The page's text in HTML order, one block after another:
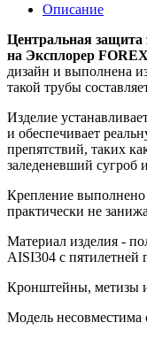
Описание
Центральная защита
на Эксплорер
дизайн и выполнена
такой трубы
Изделие
и обеспечивает
препятствий, таких
заледеневший сугроб
Крепление выполнено
практически не
Материал изделия -
AISI304 с пятилетней
Кронштейны, метизы
Модель несовместима